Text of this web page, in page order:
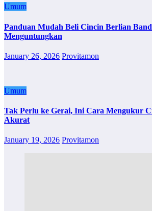
Umum
Panduan Mudah Beli Cincin Berlian
Menguntungkan
January 26, 2026 Provitamon
Umum
Tak Perlu ke Gerai, Ini Cara Mengukur
Akurat
January 19, 2026 Provitamon